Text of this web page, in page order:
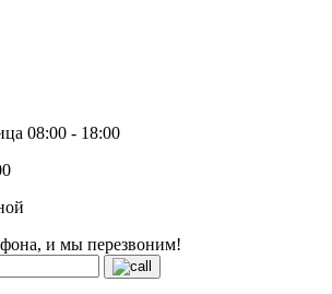
08:00 - 18:00
и мы перезвоним!